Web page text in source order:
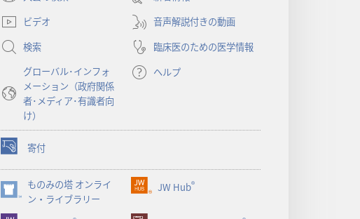
い
タ
ブ
で
開
く）
（新
し
タ
開
ビデオ
音声解説付きの動画
検索
臨床医のための医学情報
グローバル･インフォ
メーション（政府関係
者･メディア･有識者向
け）
ヘルプ
寄付
（新
し
い
タ
ブ
ものみの塔 オンライ
ン・ライブラリー
（新
し
JW Hub®
（新